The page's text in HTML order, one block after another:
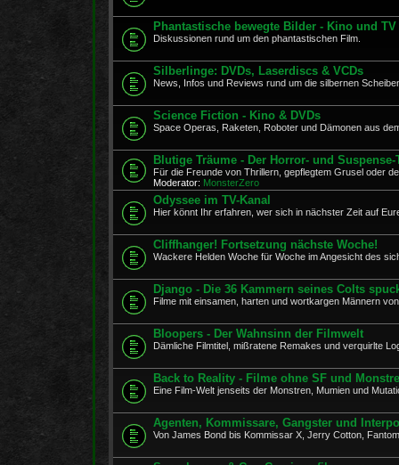
Phantastische bewegte Bilder - Kino und TV
Diskussionen rund um den phantastischen Film.
Silberlinge: DVDs, Laserdiscs & VCDs
News, Infos und Reviews rund um die silbernen
Science Fiction - Kino & DVDs
Space Operas, Raketen, Roboter und Dämonen aus dem
Blutige Träume - Der Horror- und Suspense-
Für die Freunde von Thrillern, gepflegtem Grusel oder
Moderator: MonsterZero
Odyssee im TV-Kanal
Hier könnt Ihr erfahren, wer sich in nächster Zeit auf
Cliffhanger! Fortsetzung nächste Woche!
Wackere Helden Woche für Woche im Angesicht des
Django - Die 36 Kammern seines Colts
Filme mit einsamen, harten und wortkargen Männern
Bloopers - Der Wahnsinn der Filmwelt
Dämliche Filmtitel, mißratene Remakes und verquirlte
Back to Reality - Filme ohne SF und
Eine Film-Welt jenseits der Monstren, Mumien und
Agenten, Kommissare, Gangster und
Von James Bond bis Kommissar X, Jerry Cotton,